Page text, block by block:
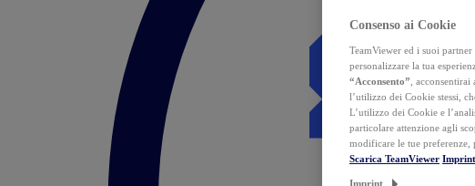
Consenso ai Cookie
TeamViewer ed i suoi
personalizzare la tua
“Acconsento” ,
l’utilizzo dei Cookie stessi,
L’utilizzo dei Cookie e
particolare attenzione agli
modificare le tue preferenze,
Scarica TeamViewer Imprint
Imprint